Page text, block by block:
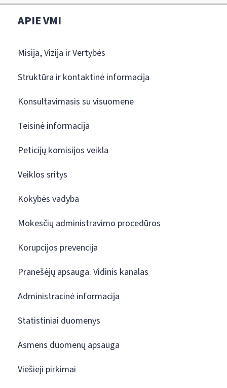
APIE VMI
Misija, Vizija ir Vertybės
Struktūra ir kontaktinė informacija
Konsultavimasis su visuomene
Teisinė informacija
Peticijų komisijos veikla
Veiklos sritys
Kokybės vadyba
Mokesčių administravimo procedūros
Korupcijos prevencija
Pranešėjų apsauga. Vidinis kanalas
Administracinė informacija
Statistiniai duomenys
Asmens duomenų apsauga
Viešieji pirkimai